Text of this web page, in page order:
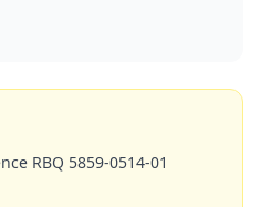
RBQ 5859-0514-01